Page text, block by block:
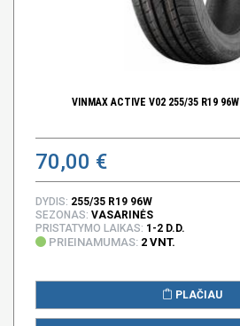
VINMAX ACTIVE V02 255/35 R19 96W
70,00 €
DYDIS: 255/35 R19 96W
SEZONAS: VASARINĖS
PRISTATYMO LAIKAS: 1-2 D.D.
PRIEINAMUMAS: 2 VNT.
PLAČIAU